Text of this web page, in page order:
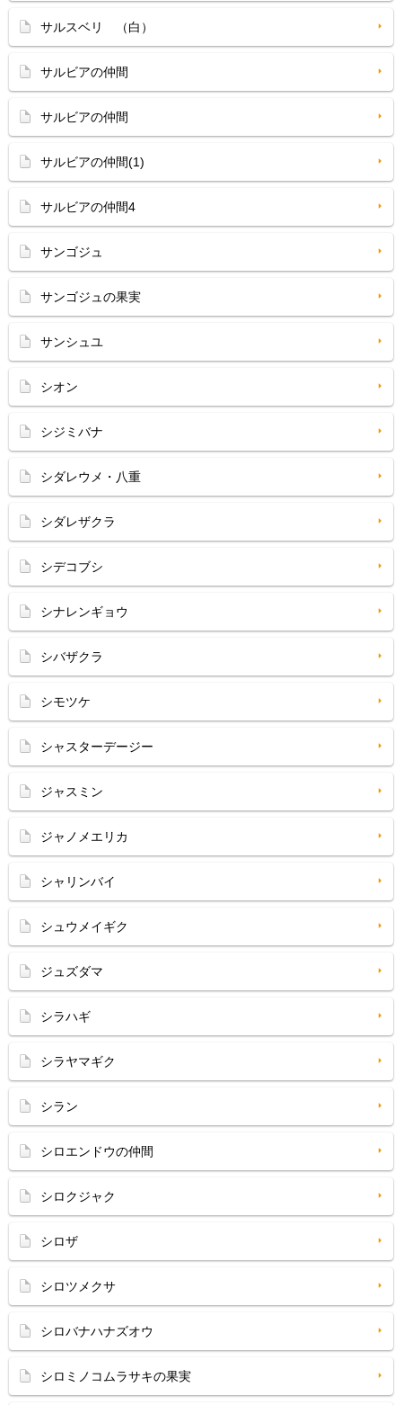
サルスベリ （白）
サルビアの仲間
サルビアの仲間
サルビアの仲間(1)
サルビアの仲間4
サンゴジュ
サンゴジュの果実
サンシュユ
シオン
シジミバナ
シダレウメ・八重
シダレザクラ
シデコブシ
シナレンギョウ
シバザクラ
シモツケ
シャスターデージー
ジャスミン
ジャノメエリカ
シャリンバイ
シュウメイギク
ジュズダマ
シラハギ
シラヤマギク
シラン
シロエンドウの仲間
シロクジャク
シロザ
シロツメクサ
シロバナハナズオウ
シロミノコムラサキの果実